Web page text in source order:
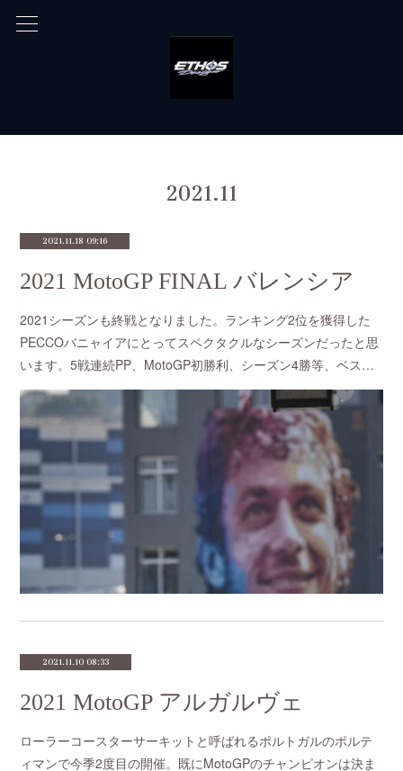
2021.11
2021.11.18 09:16
2021 MotoGP FINAL バレンシア
2021シーズンも終戦となりました。ランキング2位を獲得した
PECCOバニャイアにとってスペクタクルなシーズンだったと思
います。5戦連続PP、MotoGP初勝利、シーズン4勝等、ベス…
2021.11.10 08:33
2021 MotoGP アルガルヴェ
ローラーコースターサーキットと呼ばれるポルトガルのポルテ
ィマンで今季2度目の開催。既にMotoGPのチャンピオンは決ま